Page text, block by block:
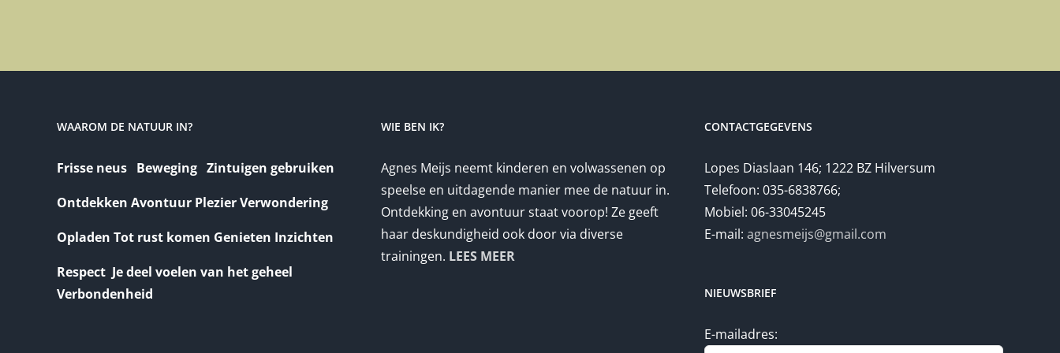
WAAROM DE NATUUR IN?
Frisse neus Beweging Zintuigen gebruiken
Ontdekken Avontuur Plezier Verwondering
Opladen Tot rust komen Genieten Inzichten
Respect Je deel voelen van het geheel
Verbondenheid
WIE BEN IK?
Agnes Meijs neemt kinderen en volwassenen op
speelse en uitdagende manier mee de natuur in.
Ontdekking en avontuur staat voorop! Ze geeft
haar deskundigheid ook door via diverse
trainingen. LEES MEER
CONTACTGEGEVENS
Lopes Diaslaan 146; 1222 BZ Hilversum
Telefoon: 035-6838766;
Mobiel: 06-33045245
E-mail:agnesmeijs@gmail.com
NIEUWSBRIEF
E-mailadres: